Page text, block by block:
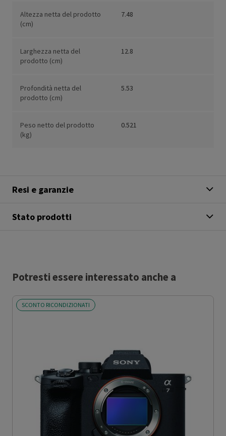
Altezza netta del prodotto
(cm)
7.48
Larghezza netta del
prodotto (cm)
12.8
Profondità netta del
prodotto (cm)
5.53
Peso netto del prodotto
(kg)
0.521
Resi e garanzie
Stato prodotti
Potresti essere interessato anche a
SCONTO RICONDIZIONATI